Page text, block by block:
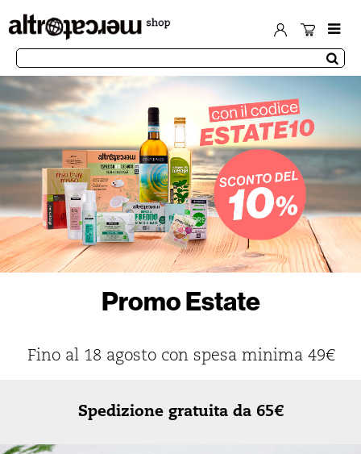
Promo Estate
Fino al 18 agosto con spesa minima 49€
Spedizione gratuita da 65€